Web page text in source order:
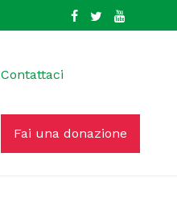
Contattaci
Fai una donazione